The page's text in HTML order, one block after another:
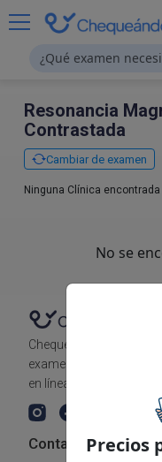
Resonancia
Contrastada
Cambiar de examen
Ninguna Clínica encontrada
No se
Precios
Chequeándome te
examen que necesitas,
en línea.
Contacto